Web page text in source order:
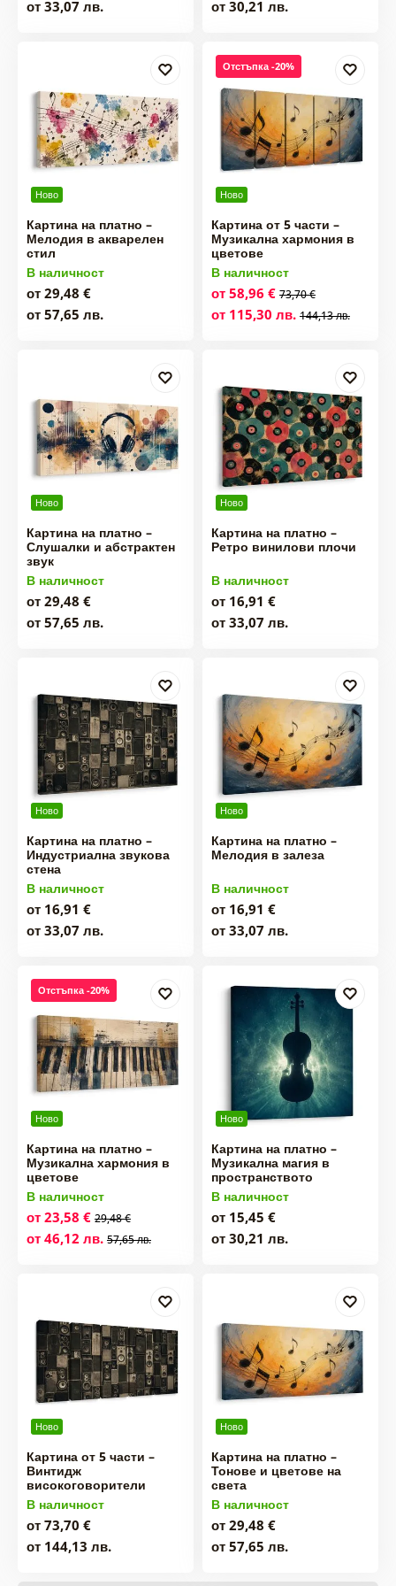
от 33,07 лв. от 30,21 лв.
Ново
Картина на платно –
Мелодия в акварелен
стил
В наличност
от 29,48 €
от 57,65 лв.
Ново
Отстъпка -20%
Картина от 5 части –
Музикална хармония в
цветове
В наличност
от 58,96 € 73,70 €
от 115,30 лв. 144,13 лв.
Ново
Картина на платно –
Слушалки и абстрактен
звук
В наличност
от 29,48 €
от 57,65 лв.
Ново
Картина на платно –
Ретро винилови плочи
В наличност
от 16,91 €
от 33,07 лв.
Ново
Картина на платно –
Индустриална звукова
стена
В наличност
от 16,91 €
от 33,07 лв.
Ново
Картина на платно –
Мелодия в залеза
В наличност
от 16,91 €
от 33,07 лв.
Ново
Отстъпка -20%
Картина на платно –
Музикална хармония в
цветове
В наличност
от 23,58 € 29,48 €
от 46,12 лв. 57,65 лв.
Ново
Картина на платно –
Музикална магия в
пространството
В наличност
от 15,45 €
от 30,21 лв.
Ново
Картина от 5 части –
Винтидж
високоговорители
В наличност
от 73,70 €
от 144,13 лв.
Ново
Картина на платно –
Тонове и цветове на
света
В наличност
от 29,48 €
от 57,65 лв.